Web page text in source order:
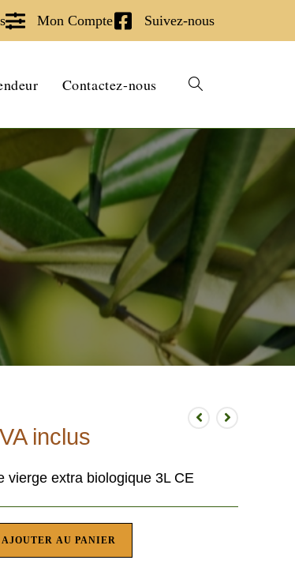
Mon Compte Suivez-nous
Contactez-nous
inclus
vierge extra biologique 3L CE
AJOUTER AU PANIER